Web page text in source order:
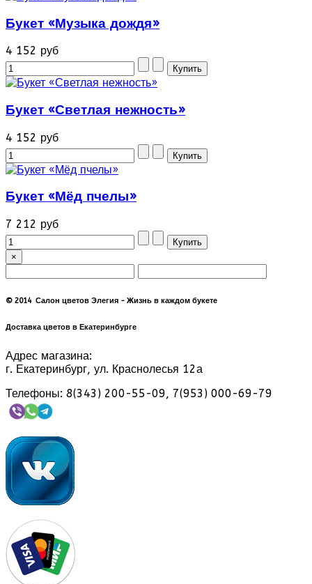
Букет «Музыка дождя»
4 152 руб
Букет «Светлая нежность»
4 152 руб
Букет «Мёд пчелы»
7 212 руб
×
© 2014 Салон цветов Элегия - Жизнь в каждом букете
Доставка цветов в Екатеринбурге
Адрес магазина:
г. Екатеринбург, ул. Краснолесья 12а
Телефоны: 8(343) 200-55-09, 7(953) 000-69-79